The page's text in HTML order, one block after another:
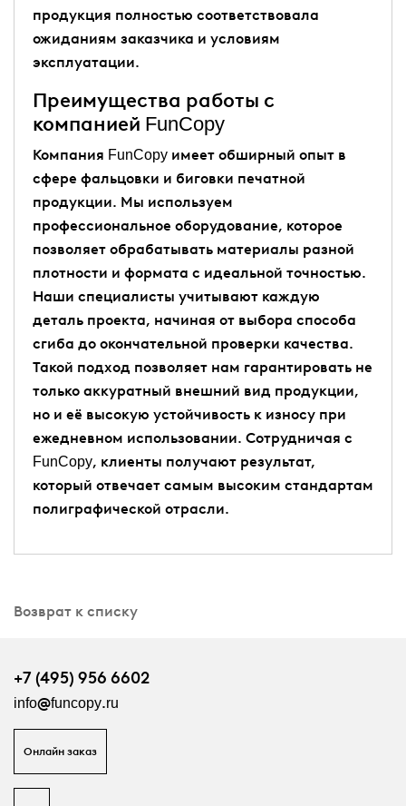
продукция полностью соответствовала
ожиданиям заказчика и условиям
эксплуатации.
Преимущества работы с
компанией FunCopy
Компания FunCopy имеет обширный опыт в
сфере фальцовки и биговки печатной
продукции. Мы используем
профессиональное оборудование, которое
позволяет обрабатывать материалы разной
плотности и формата с идеальной точностью.
Наши специалисты учитывают каждую
деталь проекта, начиная от выбора способа
сгиба до окончательной проверки качества.
Такой подход позволяет нам гарантировать не
только аккуратный внешний вид продукции,
но и её высокую устойчивость к износу при
ежедневном использовании. Сотрудничая с
FunCopy, клиенты получают результат,
который отвечает самым высоким стандартам
полиграфической отрасли.
Возврат к списку
+7 (495) 956 6602
info@funcopy.ru
Онлайн заказ